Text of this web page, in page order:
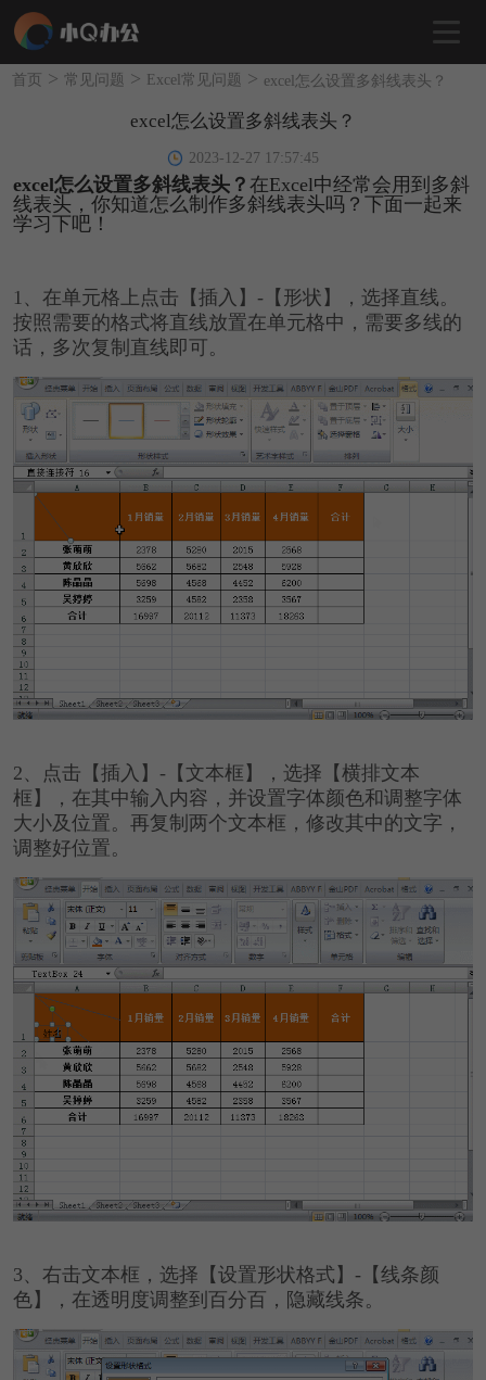
首页 > 常见问题 > Excel常见问题 > excel怎么设置多斜线表头？
excel怎么设置多斜线表头？
2023-12-27 17:57:45
excel怎么设置多斜线表头？ 在Excel中经常会用到多斜
线表头，你知道怎么制作多斜线表头吗？下面一起来
学习下吧！
1、 在单元格上点击【插入】-【形状】，选择直线。
按照需要的格式将直线放置在单元格中，需要多线的
话，多次复制直线即可。
2、
点击【插入】-【文本框】，选择【横排文本
框】，在其中输入内容，并设置字体颜色和调整字体
大小及位置。再复制两个文本框，修改其中的文字，
调整好位置。
3、 右击文本框，选择【设置形状格式】-【线条颜
色】，在透明度调整到百分百，隐藏线条。